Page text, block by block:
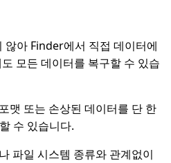
않아 Finder에서 직접 데이터에
모든 데이터를 복구할 수 있습
맷 또는 손상된 데이터를 단 한
수 있습니다.
파일 시스템 종류와 관계없이